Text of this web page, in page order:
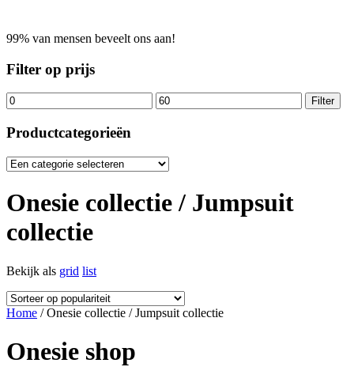
99% van mensen beveelt ons aan!
Filter op prijs
Filter
Productcategorieën
Onesie collectie / Jumpsuit
collectie
Bekijk als grid list
Home / Onesie collectie / Jumpsuit collectie
Onesie shop